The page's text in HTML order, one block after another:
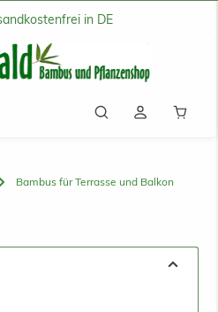
in DE
Bambus für Terrasse und Balkon